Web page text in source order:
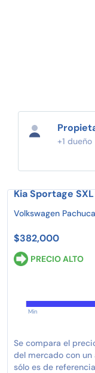
+1 dueño
Kia Sportage SXL
Volkswagen Pachuca
$382,000
PRECIO ALTO
Min
Se compara el
del mercado con
sólo es de